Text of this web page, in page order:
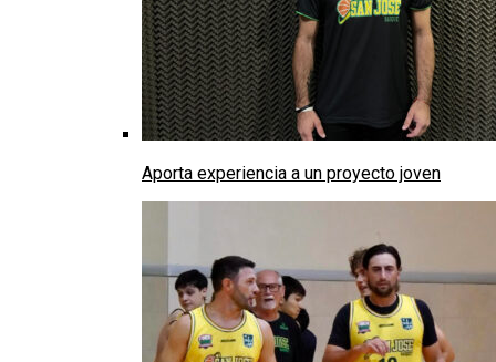
Aporta experiencia a un proyecto joven